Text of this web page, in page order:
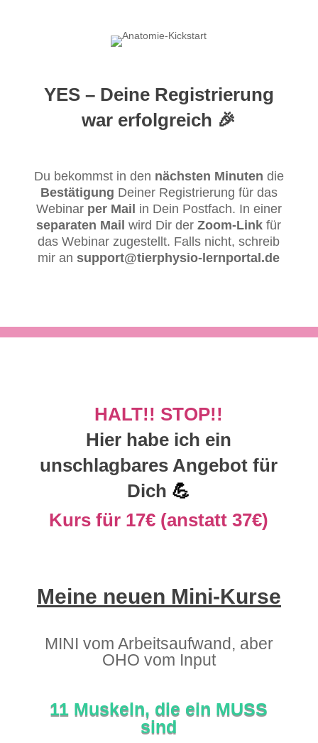
YES – Deine Registrierung
war erfolgreich 🎉
Du bekommst in den nächsten Minuten die
Bestätigung Deiner Registrierung für das
Webinar per Mail in Dein Postfach. In einer
separaten Mail wird Dir derZoom-Link für
das Webinar zugestellt. Falls nicht, schreib
mir an support@tierphysio-lernportal.de
HALT!! STOP!!
Hier habe ich ein
unschlagbares Angebot für
Dich 💪
Kurs für 17€ (anstatt 37€)
Meine neuen Mini-Kurse
MINI vom Arbeitsaufwand, aber
OHO vom Input
11 Muskeln, die ein MUSS
sind